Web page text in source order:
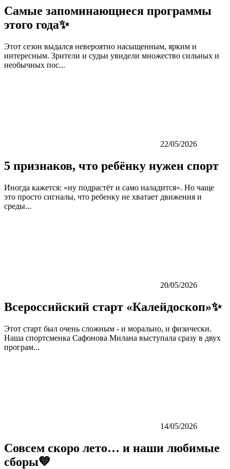
Самые запоминающиеся программы
этого года✨
Этот сезон выдался невероятно насыщенным, ярким и
интересным. Зрители и судьи увидели множество сильных и
необычных пос...
22/05/2026
5 признаков, что ребёнку нужен спорт
Иногда кажется: «ну подрастёт и само наладится». Но чаще
это просто сигналы, что ребенку не хватает движения и
среды...
20/05/2026
Всероссийский старт «Калейдоскоп»✨
Этот старт был очень сложным - и морально, и физически.
Наша спортсменка Сафонова Милана выступала сразу в двух
програм...
14/05/2026
Совсем скоро лето… и наши любимые
сборы💙